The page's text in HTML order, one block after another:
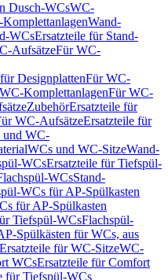
Dusch-WCsWC-
Wand-
WCsErsatzteile für Stand-
AufsätzeFür WC-
DesignplattenFür WC-
KomplettanlagenFür WC-
ZubehörErsatzteile für
WC-AufsätzeErsatzteile für
und WC-
WCs und WC-SitzeWand-
WCsErsatzteile für Tiefspül-
WCsStand-
WCs für AP-Spülkasten
für AP-Spülkasten
Tiefspül-WCsFlachspül-
Spülkästen für WCs, aus
Ersatzteile für WC-SitzeWC-
WCsErsatzteile für Comfort
für Tiefspül-WCs